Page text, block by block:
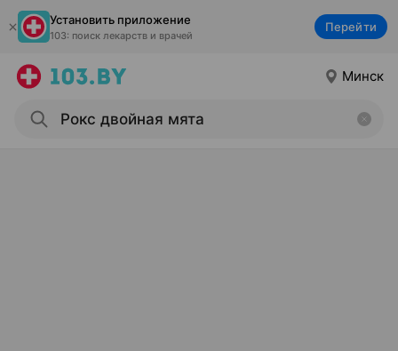
Установить приложение
103: поиск лекарств и врачей
Перейти
Минск